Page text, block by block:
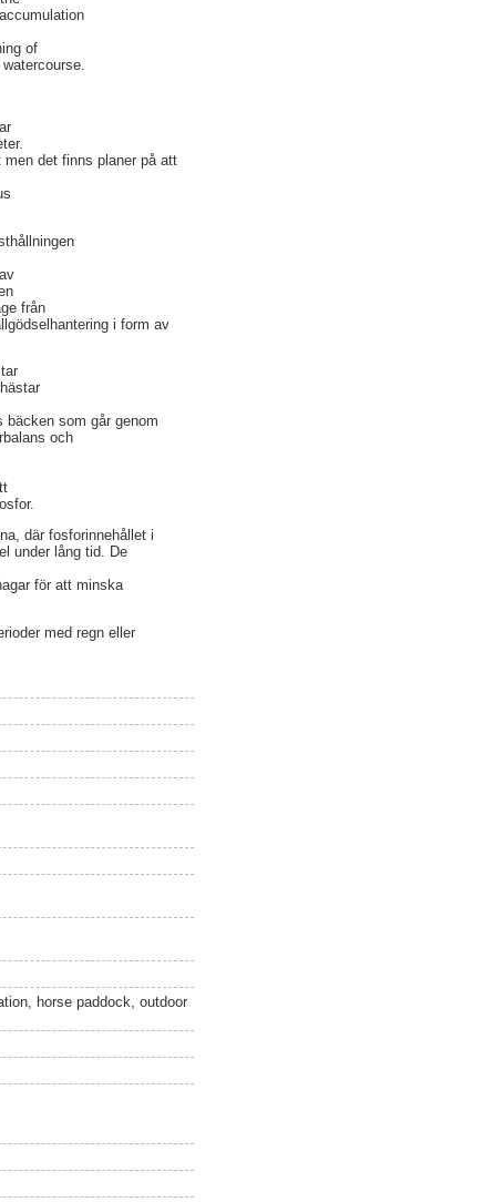
of
det finns planer på att
från
i form av
bäcken som går genom
och
där fosforinnehållet i
under lång tid. De
för att minska
med regn eller
horse paddock, outdoor